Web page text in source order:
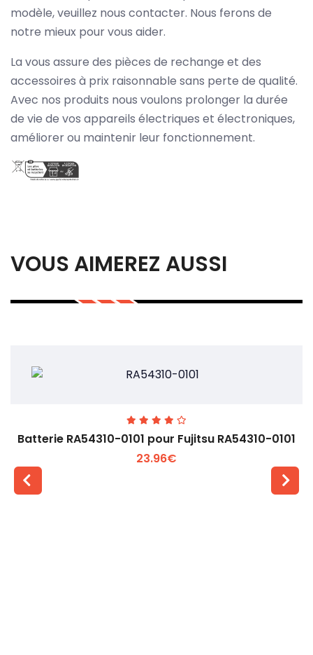
modèle, veuillez nous contacter. Nous ferons de
notre mieux pour vous aider.
La vous assure des pièces de rechange et des
accessoires à prix raisonnable sans perte de qualité.
Avec nos produits nous voulons prolonger la durée
de vie de vos appareils électriques et électroniques,
améliorer ou maintenir leur fonctionnement.
VOUS AIMEREZ AUSSI
Batterie RA54310-0101 pour Fujitsu RA54310-0101
23.96€